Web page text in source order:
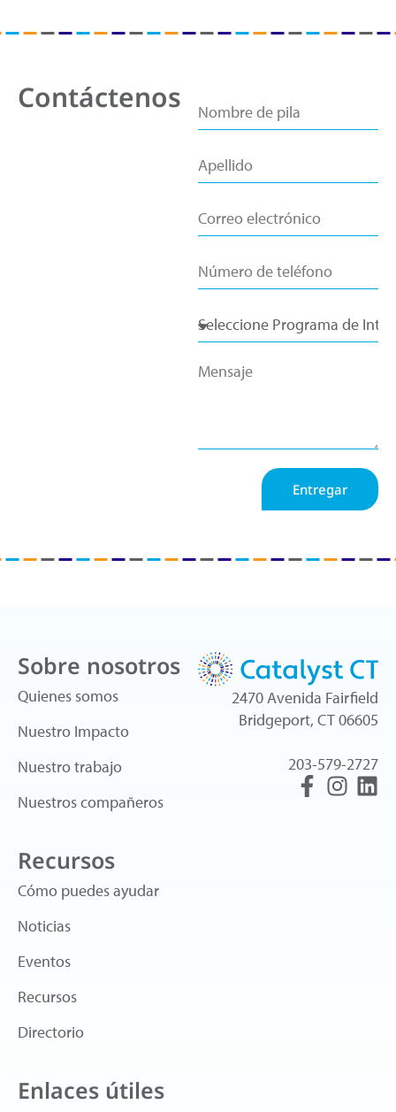
Contáctenos
Entregar
Sobre nosotros
Quienes somos
Nuestro Impacto
Nuestro trabajo
Nuestros compañeros
Recursos
Cómo puedes ayudar
Noticias
Eventos
Recursos
Directorio
Enlaces útiles
2470 Avenida Fairfield
Bridgeport, CT 06605
203-579-2727